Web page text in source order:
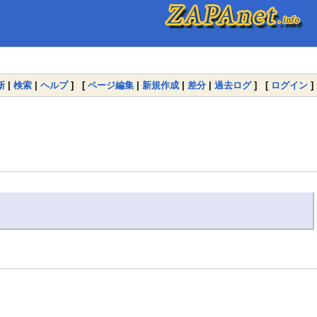
| 検索 | ヘルプ] [ ページ編集 | 新規作成 | 差分 | 過去ログ] [ ログイン ]